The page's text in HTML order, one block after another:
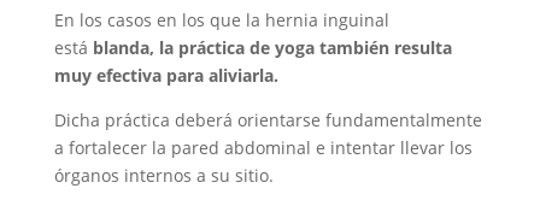
En los casos en los que la hernia inguinal
está blanda, la práctica de yoga también resulta
muy efectiva para aliviarla.
Dicha práctica deberá orientarse fundamentalmente
a fortalecer la pared abdominal e intentar llevar los
órganos internos a su sitio.